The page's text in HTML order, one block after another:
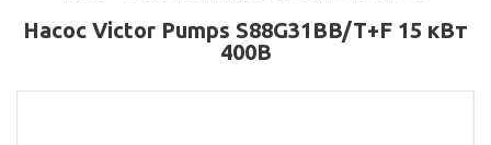
Насос Victor Pumps S88G31BB/T+F 15 кВт
400В